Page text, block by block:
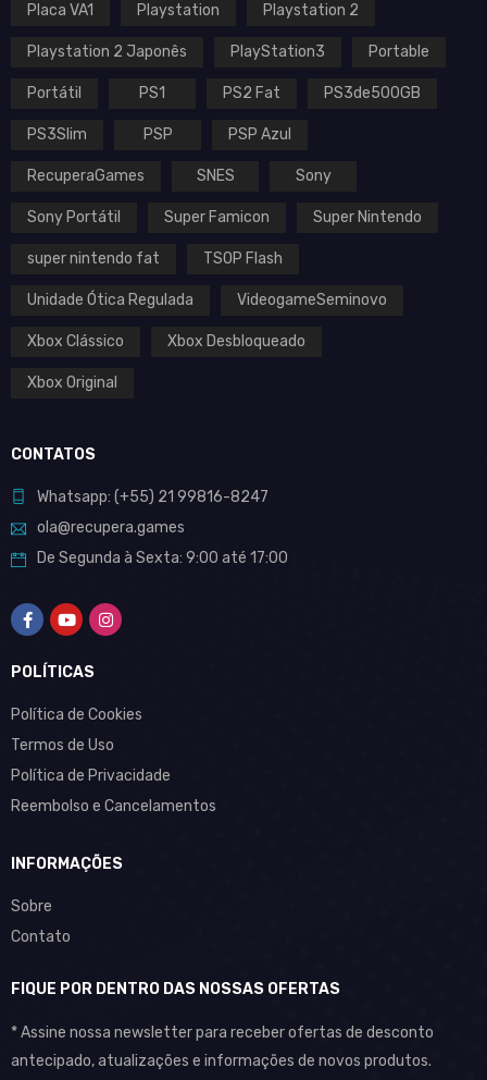
Placa VA1 Playstation Playstation 2
Playstation 2 Japonês PlayStation3 Portable
Portátil PS1 PS2 Fat PS3de500GB
PS3Slim PSP PSP Azul
RecuperaGames SNES Sony
Sony Portátil Super Famicon Super Nintendo
super nintendo fat TSOP Flash
Unidade Ótica Regulada VideogameSeminovo
Xbox Clássico Xbox Desbloqueado
Xbox Original
CONTATOS
Whatsapp: (+55) 21 99816-8247
ola@recupera.games
De Segunda à Sexta: 9:00 até 17:00
POLÍTICAS
Política de Cookies
Termos de Uso
Política de Privacidade
Reembolso e Cancelamentos
INFORMAÇÕES
Sobre
Contato
FIQUE POR DENTRO DAS NOSSAS OFERTAS
* Assine nossa newsletter para receber ofertas de desconto
antecipado, atualizações e informações de novos produtos.